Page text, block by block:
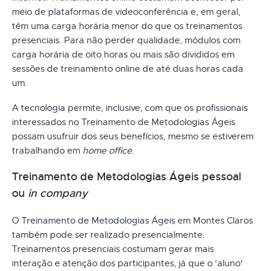
meio de plataformas de videoconferência e, em geral,
têm uma carga horária menor do que os treinamentos
presenciais. Para não perder qualidade, módulos com
carga horária de oito horas ou mais são divididos em
sessões de treinamento online de até duas horas cada
um.
A tecnologia permite, inclusive, com que os profissionais
interessados no Treinamento de Metodologias Ágeis
possam usufruir dos seus benefícios, mesmo se estiverem
trabalhando em home office.
Treinamento de Metodologias Ágeis pessoal
ou in company
O Treinamento de Metodologias Ágeis em Montes Claros
também pode ser realizado presencialmente.
Treinamentos presenciais costumam gerar mais
interação e atenção dos participantes, já que o 'aluno'